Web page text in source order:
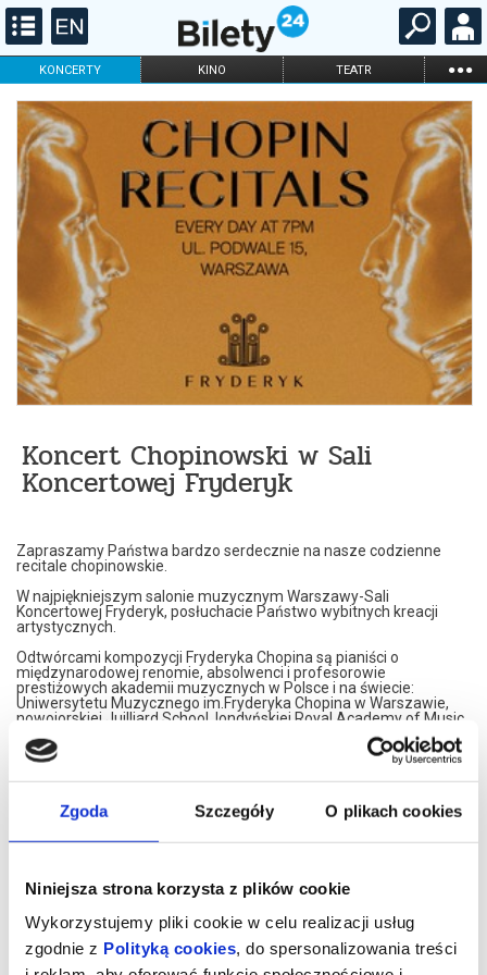
Zgoda Szczegóły O plikach cookies
Niniejsza strona korzysta z plików cookie
Wykorzystujemy pliki cookie w celu realizacji usług
zgodnie z Polityką cookies, do spersonalizowania treści
KONCERTY KINO TEATR ...
FILHARMONIA OPERA I BALET
DLA DZIECI
ONLINE KARNETY
Koncert Chopinowski w Sali
Koncertowej Fryderyk
Zapraszamy Państwa bardzo serdecznie na nasze codzienne
recitale chopinowskie.
W najpiękniejszym salonie muzycznym Warszawy-Sali
Koncertowej Fryderyk, posłuchacie Państwo wybitnych kreacji
artystycznych.
Odtwórcami kompozycji Fryderyka Chopina są pianiści o
międzynarodowej renomie, absolwenci i profesorowie
prestiżowych akademii muzycznych w Polsce i na świecie:
Uniwersytetu Muzycznego im.Fryderyka Chopina w Warszawie,
nowojorskiej Juilliard School, londyńskiej Royal Academy of Music,
Konserwatorium w Moskwie czy francuskiego Conservatoire de
Paris.
Nasi artyści przedstawiają własne interpretacje utworów
Jego kompozycje.
Artyści graja na znakomitym, koncertowym fortepianie Steinway,
Koncerty maja formę XIX spotkań muzycznych. Wnętrze,
inspirowane jest XIX wiekiem, stąd eleganckie, kryształowe
żyrandole i stylowe dodatki XIX wiecznych designerów. Sala
Koncertowa Fryderyk została uznana za najpiękniejszą sale
kameralną w Warszawie.